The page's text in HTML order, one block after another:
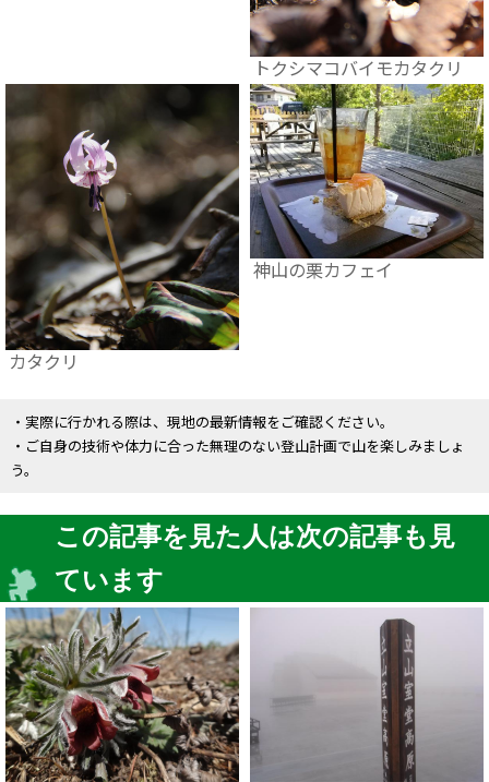
トクシマコバイモカタクリ
カタクリ
神山の栗カフェイ
・実際に行かれる際は、現地の最新情報をご確認ください。
・ご自身の技術や体力に合った無理のない登山計画で山を楽しみましょ
う。
この記事を見た人は次の記事も見
ています